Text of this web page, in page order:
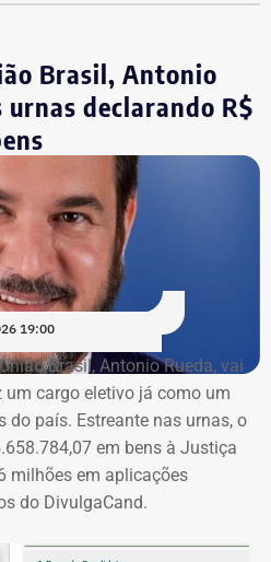
estadual em 2018 e
mais uma reeleição para a
(Alerj).
Brasil, Antonio
urnas declarando R$
19:00
Brasil, Antonio Rueda, vai
cargo eletivo já como um
país. Estreante nas urnas, o
em bens à Justiça
milhões em aplicações
do DivulgaCand.